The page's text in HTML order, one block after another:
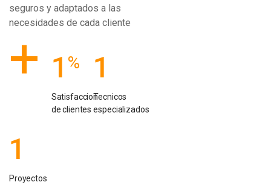
seguros y adaptados a las
necesidades de cada cliente
+
1
Proyectos
1 %
Satisfaccion
de clientes
1
Tecnicos
especializados